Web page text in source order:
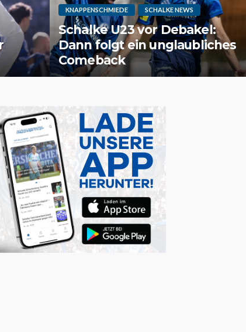
KNAPPENSCHMIEDE SCHALKE NEWS
Schalke U23 vor Debakel:
Dann folgt ein unglaubliches
Comeback